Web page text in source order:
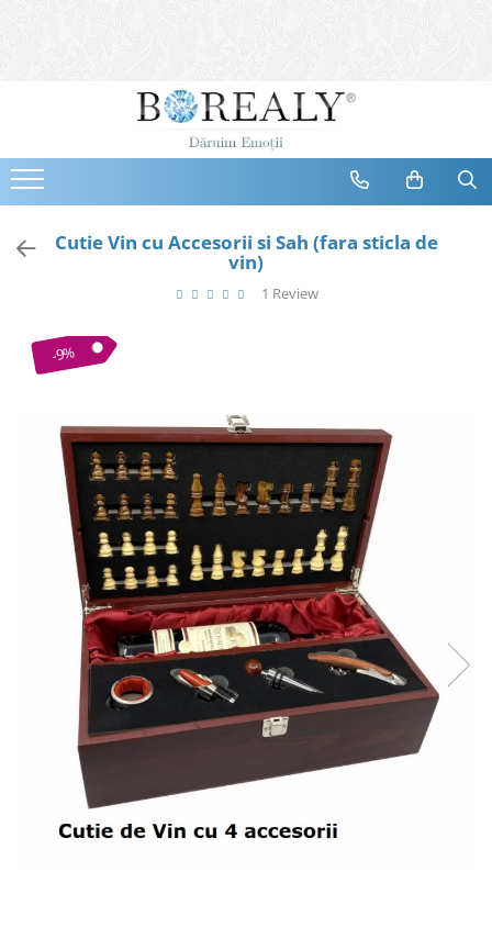
Bijuterii
Cercei
Bratari
Coliere
Destinatari
Bijuterii Mirese
Selectii
Reduceri
Cele mai noi
Cele mai vandute
Cele mai votate
Cu video
0 Lei - 100 Lei
100 Lei - 200 Lei
200 Lei - 300 Lei
300 Lei - 500 Lei
500 Lei - 1000 Lei
1000 Lei +
Cutie Vin cu Accesorii si Sah (fara sticla de
vin)
1 Review
-9%